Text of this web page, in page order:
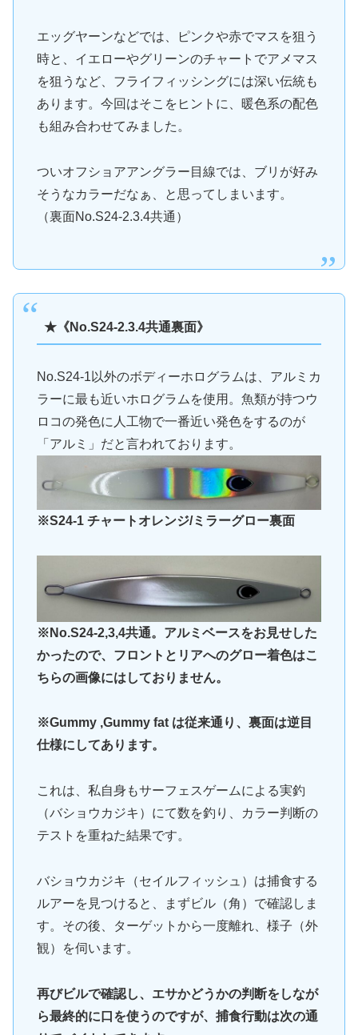
エッグヤーンなどでは、ピンクや赤でマスを狙う
時と、イエローやグリーンのチャートでアメマス
を狙うなど、フライフィッシングには深い伝統も
あります。今回はそこをヒントに、暖色系の配色
も組み合わせてみました。
ついオフショアアングラー目線では、ブリが好み
そうなカラーだなぁ、と思ってしまいます。
（裏面No.S24-2.3.4共通）
★《No.S24-2.3.4共通裏面》
No.S24-1以外のボディーホログラムは、アルミカ
ラーに最も近いホログラムを使用。魚類が持つウ
ロコの発色に人工物で一番近い発色をするのが
「アルミ」だと言われております。
※S24-1 チャートオレンジ/ミラーグロー裏面
※No.S24-2,3,4共通。アルミベースをお見せした
かったので、フロントとリアへのグロー着色はこ
ちらの画像にはしておりません。
※Gummy ,Gummy fat は従来通り、裏面は逆目
仕様にしてあります。
これは、私自身もサーフェスゲームによる実釣
（バショウカジキ）にて数を釣り、カラー判断の
テストを重ねた結果です。
バショウカジキ（セイルフィッシュ）は捕食する
ルアーを見つけると、まずビル（角）で確認しま
す。その後、ターゲットから一度離れ、様子（外
観）を伺います。
再びビルで確認し、エサかどうかの判断をしなが
ら最終的に口を使うのですが、捕食行動は次の通